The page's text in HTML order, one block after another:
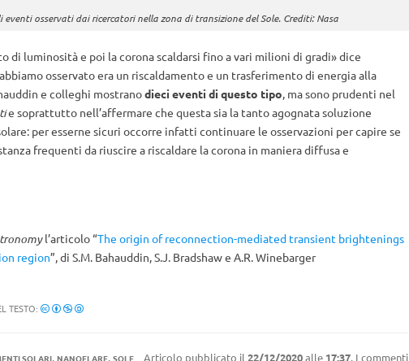
eventi osservati dai ricercatori nella zona di transizione del Sole. Crediti: Nasa
di luminosità e poi la corona scaldarsi fino a vari milioni di gradi» dice
osservato era un riscaldamento e un trasferimento di energia alla
e colleghi mostranodieci eventi di questo tipo, ma sono prudenti nel
e soprattutto nell’affermare che questa sia la tanto agognata soluzione
per esserne sicuri occorre infatti continuare le osservazioni per capire se
frequenti da riuscire a riscaldare la corona in maniera diffusa e
l’articolo “The origin of reconnection-mediated transient brightenings
region”, di S.M. Bahauddin, S.J. Bradshaw e A.R. Winebarger
TESTO:
SOLARI, NANOFLARE, SOLE Articolo pubblicato il 22/12/2020alle 17:37. I commenti